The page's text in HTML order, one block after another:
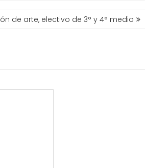
de arte, electivo de 3° y 4° medio